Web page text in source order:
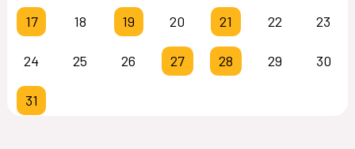
17 18 19 20 21 22 23
24 25 26 27 28 29 30
31